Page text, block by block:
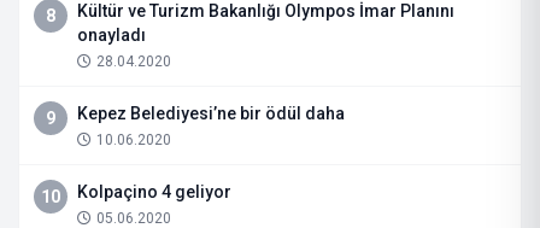
8
Kültür ve Turizm Bakanlığı Olympos İmar Planını
onayladı
28.04.2020
9 Kepez Belediyesi’ne bir ödül daha
10.06.2020
10 Kolpaçino 4 geliyor
05.06.2020